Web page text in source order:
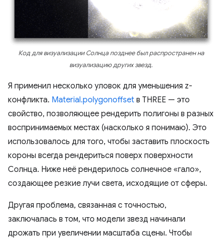
Код для визуализации Солнца позднее был распространен на
визуализацию других звезд.
Я применил несколько уловок для уменьшения z-
конфликта. Material.polygonoffset в THREE — это
свойство, позволяющее рендерить полигоны в разных
воспринимаемых местах (насколько я понимаю). Это
использовалось для того, чтобы заставить плоскость
короны всегда рендериться поверх поверхности
Солнца. Ниже неё рендерилось солнечное «гало»,
создающее резкие лучи света, исходящие от сферы.
Другая проблема, связанная с точностью,
заключалась в том, что модели звезд начинали
дрожать при увеличении масштаба сцены. Чтобы